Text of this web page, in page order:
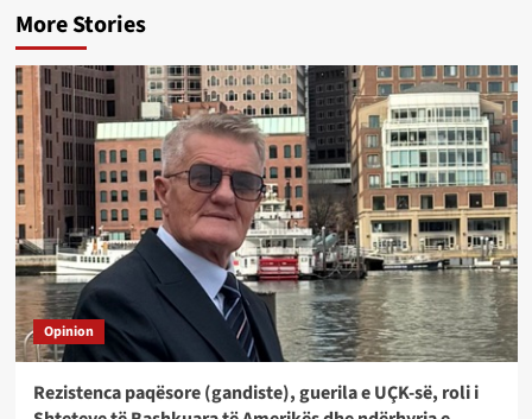
More Stories
Opinion
Rezistenca paqësore (gandiste), guerila e UÇK-së, roli i